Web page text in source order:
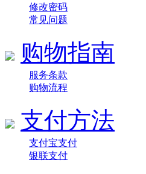
修改密码
常见问题
购物指南
服务条款
购物流程
支付方法
支付宝支付
银联支付